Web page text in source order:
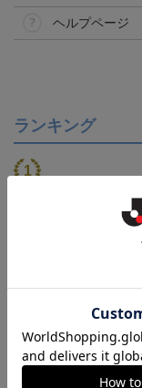
ヘルプページ
ランキング
【S～4XL】2026/27ユニ
フォーム オーセンティッ
クモデル:FP1st
21,450円～25,950円